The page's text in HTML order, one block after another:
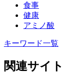
食事
健康
アミノ酸
キーワード一覧
関連サイト